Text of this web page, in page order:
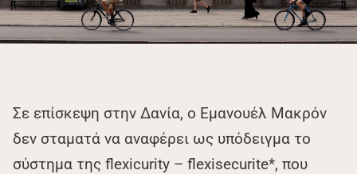
Σε επίσκεψη στην Δανία, ο Εμανουέλ Μακρόν
δεν σταματά να αναφέρει ως υπόδειγμα το
σύστημα της flexicurity – flexisecurite*, που